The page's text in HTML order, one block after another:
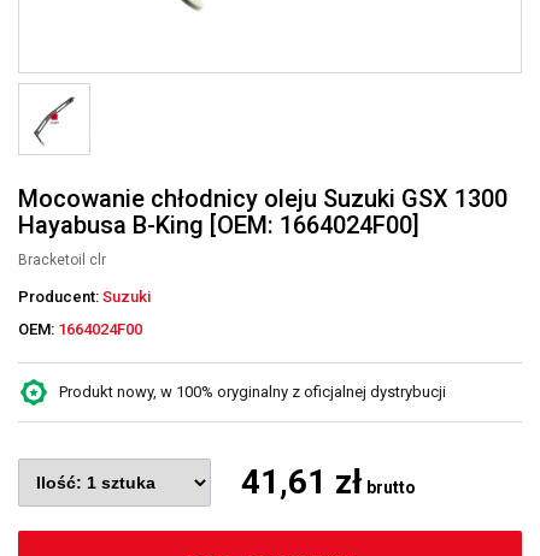
Mocowanie chłodnicy oleju Suzuki GSX 1300
Hayabusa B-King [OEM: 1664024F00]
Bracketoil clr
Producent: Suzuki
OEM: 1664024F00
Produkt nowy, w 100% oryginalny z oficjalnej dystrybucji
41,61 zł brutto